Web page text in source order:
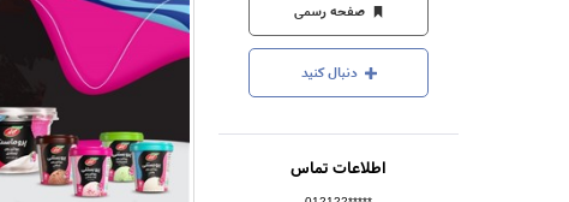
روابط
عمومی‌ها
صفحه رسمی
دنبال کنید
اطلاعات تماس